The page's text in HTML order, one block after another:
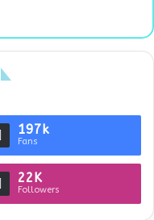
197k
Fans
22K
Followers